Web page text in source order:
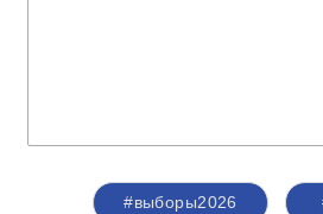
#выборы2026